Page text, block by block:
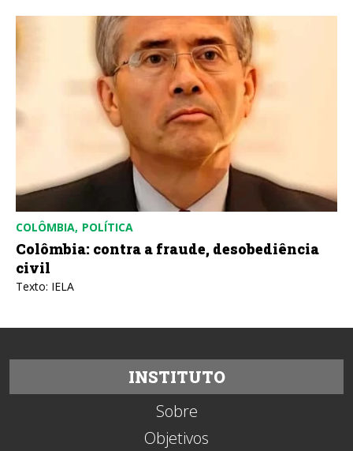
COLÔMBIA POLÍTICA
Colômbia: contra a fraude, desobediência
civil
Texto: IELA
INSTITUTO
Sobre
Objetivos